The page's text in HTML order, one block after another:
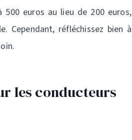
500 euros au lieu de 200 euros,
Cependant, réfléchissez bien à
les conducteurs